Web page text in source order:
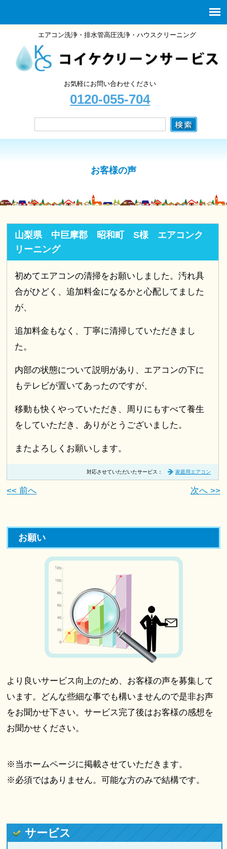
エアコン洗浄・排水管高圧洗浄・ハウスクリーニング
お気軽にお問い合わせください
0120-055-704
お客様の声
山梨県 中巨摩郡 昭和町 S様 エアコンク
リーニング
初めてエアコンの清掃をお願いしました。汚れ具
合がひどく、追加料金になるかと心配してました
が、
追加料金もなく、丁寧に清掃していただきまし
た。
内部の状態について説明があり、エアコンの下に
もテレビが置いてあったのですが、
移動も快くやっていただき、周りにもすべて養生
をしていただき、ありがとうございました。
またよろしくお願いします。
対応させていただいたサービス： 家庭用エアコン
<< 前へ 次へ >>
お願い
より良いサービス向上のため、お客様の声を募集して
います。どんな些細な事でも構いませんので是非お声
をお聞かせ下さい。サービス完了後はお客様の感想を
お聞かせください。
※当ホームページに掲載させていただきます。
※必須ではありません。可能な方のみで結構です。
サービス